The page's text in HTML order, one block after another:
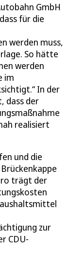
GmbH
für die
werden muss,
So hätte
werden
im
In der
dass der
realisiert
und die
trägt der
zur
CDU-